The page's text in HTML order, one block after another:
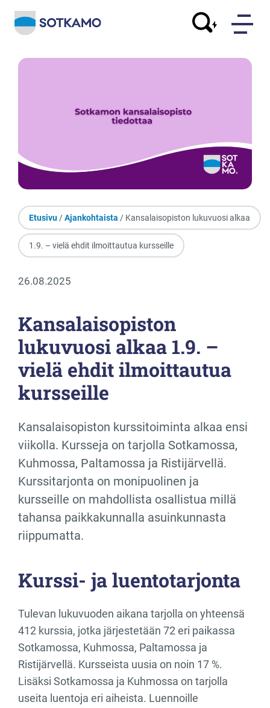
Etusivu/Ajankohtaista / Kansalaisopiston lukuvuosi alkaa
1.9. – vielä ehdit ilmoittautua kursseille
26.08.2025
Kansalaisopiston
lukuvuosi alkaa 1.9. –
vielä ehdit ilmoittautua
kursseille
Kansalaisopiston kurssitoiminta alkaa ensi
viikolla. Kursseja on tarjolla Sotkamossa,
Kuhmossa, Paltamossa ja Ristijärvellä.
Kurssitarjonta on monipuolinen ja
kursseille on mahdollista osallistua millä
tahansa paikkakunnalla asuinkunnasta
riippumatta.
Kurssi- ja luentotarjonta
Tulevan lukuvuoden aikana tarjolla on yhteensä
412 kurssia, jotka järjestetään 72 eri paikassa
Sotkamossa, Kuhmossa, Paltamossa ja
Ristijärvellä. Kursseista uusia on noin 17 %.
Lisäksi Sotkamossa ja Kuhmossa on tarjolla
useita luentoja eri aiheista. Luennoille